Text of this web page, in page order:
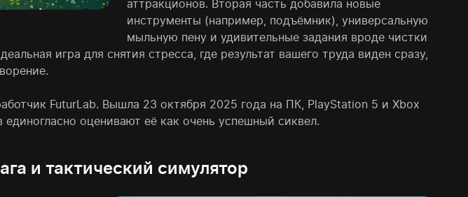
аттракционов. Вторая часть добавила новые
инструменты (например, подъёмник), универсальную
мыльную пену и удивительные задания вроде чистки
игра для снятия стресса, где результат вашего труда виден сразу,
FuturLab. Вышла 23 октября 2025 года на ПК, PlayStation 5 и Xbox
оценивают её как очень успешный сиквел.
и тактический симулятор